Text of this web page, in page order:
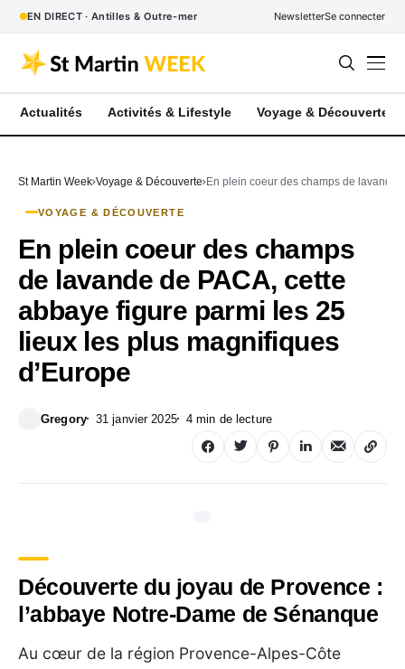
EN DIRECT · Antilles & Outre-mer NewsletterSe connecter
Actualités Activités & Lifestyle Voyage & Découverte
St Martin Week Voyage & Découverte En plein coeur des champs de lavande
VOYAGE & DÉCOUVERTE
En plein coeur des champs
de lavande de PACA, cette
abbaye figure parmi les 25
lieux les plus magnifiques
d’Europe
Gregory 31 janvier 2025 4 min de lecture
Découverte du joyau de Provence :
l’abbaye Notre-Dame de Sénanque
Au cœur de la région Provence-Alpes-Côte